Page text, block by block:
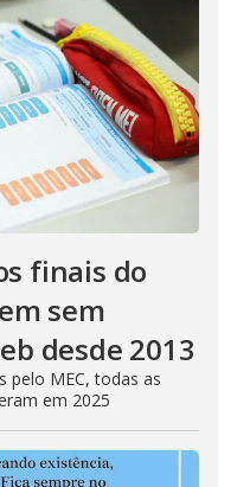
finais do
sem
desde 2013
pelo MEC, todas as
em 2025